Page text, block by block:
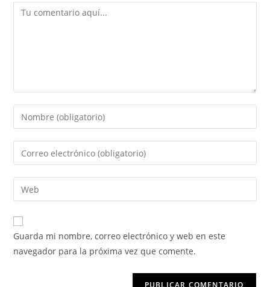
Guarda mi nombre, correo electrónico y web en este
navegador para la próxima vez que comente.